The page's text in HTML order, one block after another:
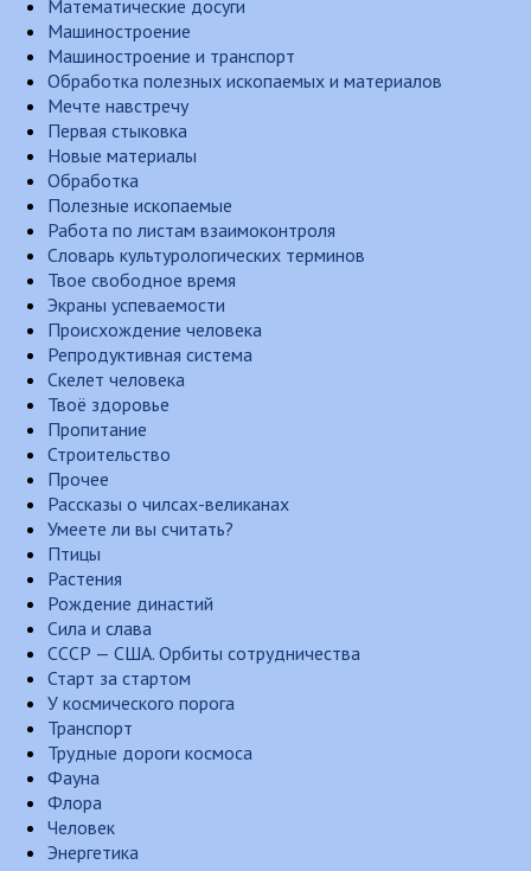
Математические досуги
Машиностроение
Машиностроение и транспорт
Обработка полезных ископаемых и материалов
Мечте навстречу
Первая стыковка
Новые материалы
Обработка
Полезные ископаемые
Работа по листам взаимоконтроля
Словарь культурологических терминов
Твое свободное время
Экраны успеваемости
Происхождение человека
Репродуктивная система
Скелет человека
Твоё здоровье
Пропитание
Строительство
Прочее
Рассказы о чилсах-великанах
Умеете ли вы считать?
Птицы
Растения
Рождение династий
Сила и слава
СССР — США. Орбиты сотрудничества
Старт за стартом
У космического порога
Транспорт
Трудные дороги космоса
Фауна
Флора
Человек
Энергетика